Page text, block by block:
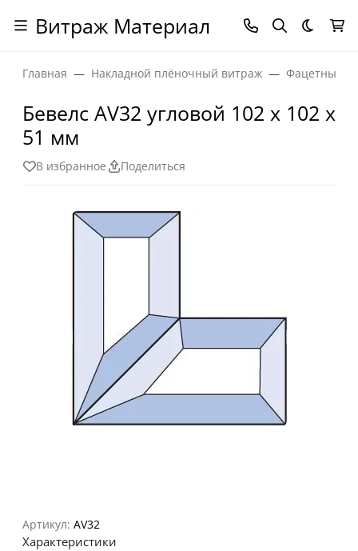
Витраж Материал Темная
Главная Накладной плёночный витраж Фацетные
Бевелс AV32 угловой 102 х 102 х
51 мм
В избранное Поделиться
Артикул: AV32
Характеристики